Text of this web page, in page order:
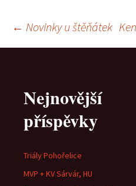
Navigace
příspěvky
← Novinky u štěňátek
Nejnovější
příspěvky
Triály Pohořelice
MVP + KV Sárvár, HU